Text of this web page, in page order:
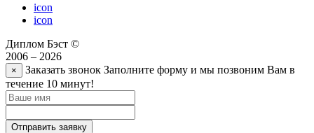
icon
icon
Диплом Бэст ©
2006 – 2026
× Заказать звонок Заполните форму и мы позвоним Вам в
течение 10 минут!
Отправить заявку